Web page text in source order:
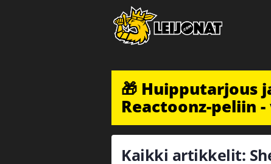
🎁 Huipputarjous
Reactoonz-peliin
Kaikki artikkelit: